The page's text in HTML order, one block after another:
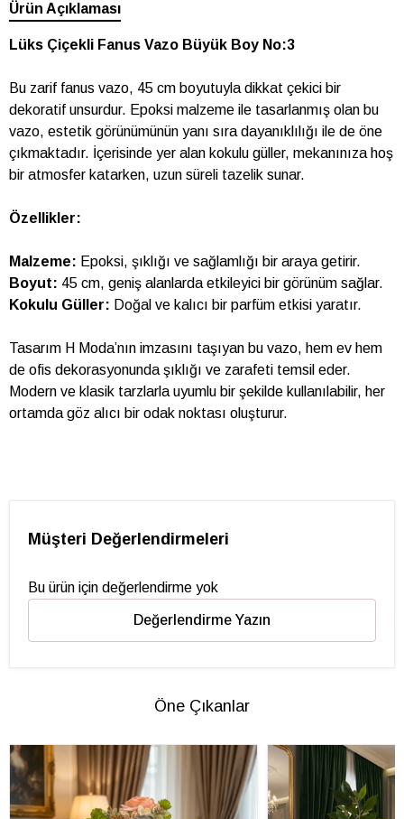
Ürün Açıklaması
Lüks Çiçekli Fanus Vazo Büyük Boy No:3
Bu zarif fanus vazo, 45 cm boyutuyla dikkat çekici bir
dekoratif unsurdur. Epoksi malzeme ile tasarlanmış olan bu
vazo, estetik görünümünün yanı sıra dayanıklılığı ile de öne
çıkmaktadır. İçerisinde yer alan kokulu güller, mekanınıza hoş
bir atmosfer katarken, uzun süreli tazelik sunar.
Özellikler:
Malzeme: Epoksi, şıklığı ve sağlamlığı bir araya getirir.
Boyut: 45 cm, geniş alanlarda etkileyici bir görünüm sağlar.
Kokulu Güller: Doğal ve kalıcı bir parfüm etkisi yaratır.
Tasarım H Moda’nın imzasını taşıyan bu vazo, hem ev hem
de ofis dekorasyonunda şıklığı ve zarafeti temsil eder.
Modern ve klasik tarzlarla uyumlu bir şekilde kullanılabilir, her
ortamda göz alıcı bir odak noktası oluşturur.
Müşteri Değerlendirmeleri
Bu ürün için değerlendirme yok
Değerlendirme Yazın
Öne Çıkanlar